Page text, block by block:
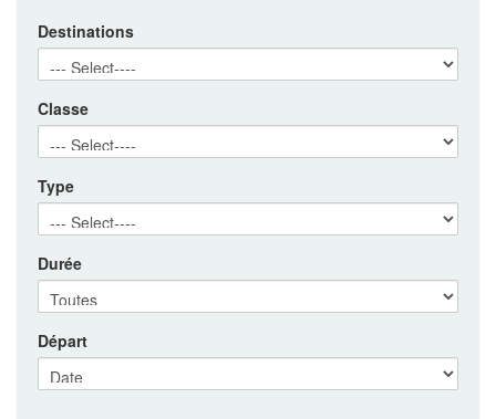
Destinations
Classe
Type
Durée
Départ